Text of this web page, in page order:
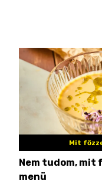
Mit
Nem tudom, mit
menü